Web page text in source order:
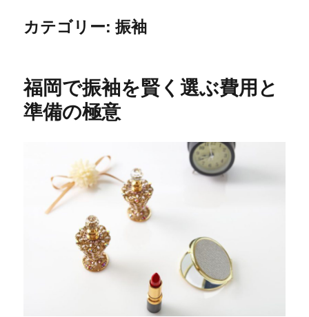
カテゴリー:振袖
福岡で振袖を賢く選ぶ費用と
準備の極意